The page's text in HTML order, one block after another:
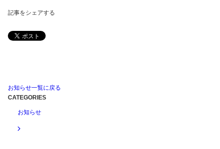
記事をシェアする
お知らせ一覧に戻る
CATEGORIES
お知らせ